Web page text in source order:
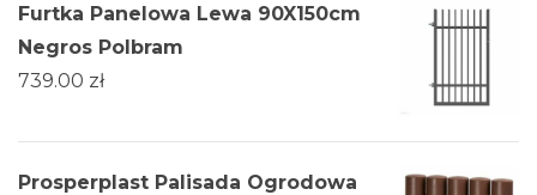
Furtka Panelowa Lewa 90X150cm
Negros Polbram
739.00 zł
Prosperplast Palisada Ogrodowa